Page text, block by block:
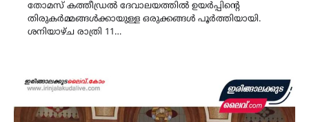
തോമസ് കത്തീഡ്രൽ ദേവാലയത്തിൽ ഉയർപ്പിന്‍റെ
തിരുകർമ്മങ്ങൾക്കായുള്ള ഒരുക്കങ്ങൾ പൂർത്തിയായി.
ശനിയാഴ്ച രാത്രി 11…